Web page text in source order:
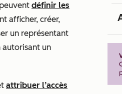
définir les
afficher, créer,
un représentant
autorisant un
attribuer l’accès